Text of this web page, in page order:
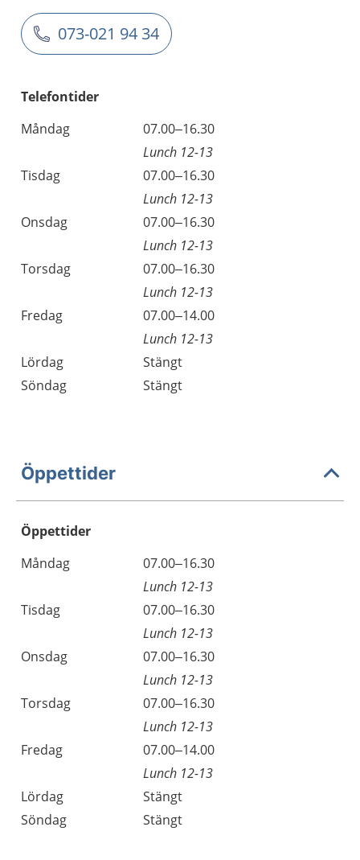
073-021 94 34
Telefontider
Måndag
07.00–16.30
Lunch 12-13
Tisdag
07.00–16.30
Lunch 12-13
Onsdag
07.00–16.30
Lunch 12-13
Torsdag
07.00–16.30
Lunch 12-13
Fredag
07.00–14.00
Lunch 12-13
Lördag
Stängt
Söndag
Stängt
Öppettider
Öppettider
Dag
Öppettider
Kommentarer
Måndag
07.00–16.30
Lunch 12-13
Tisdag
07.00–16.30
Lunch 12-13
Onsdag
07.00–16.30
Lunch 12-13
Torsdag
07.00–16.30
Lunch 12-13
Fredag
07.00–14.00
Lunch 12-13
Lördag
Stängt
Söndag
Stängt